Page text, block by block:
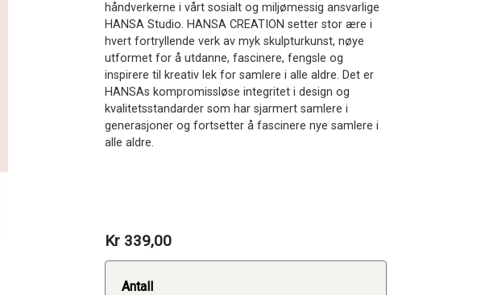
håndverkerne i vårt sosialt og miljømessig ansvarlige
HANSA Studio. HANSA CREATION setter stor ære i
hvert fortryllende verk av myk skulpturkunst, nøye
utformet for å utdanne, fascinere, fengsle og
inspirere til kreativ lek for samlere i alle aldre. Det er
HANSAs kompromissløse integritet i design og
kvalitetsstandarder som har sjarmert samlere i
generasjoner og fortsetter å fascinere nye samlere i
alle aldre.
Kr 339,00
Antall